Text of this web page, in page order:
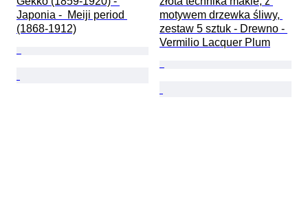
Japonia -  Meiji period
(1868-1912)
motywem drzewka śliwy,
zestaw 5 sztuk - Drewno -
Vermilio Lacquer Plum